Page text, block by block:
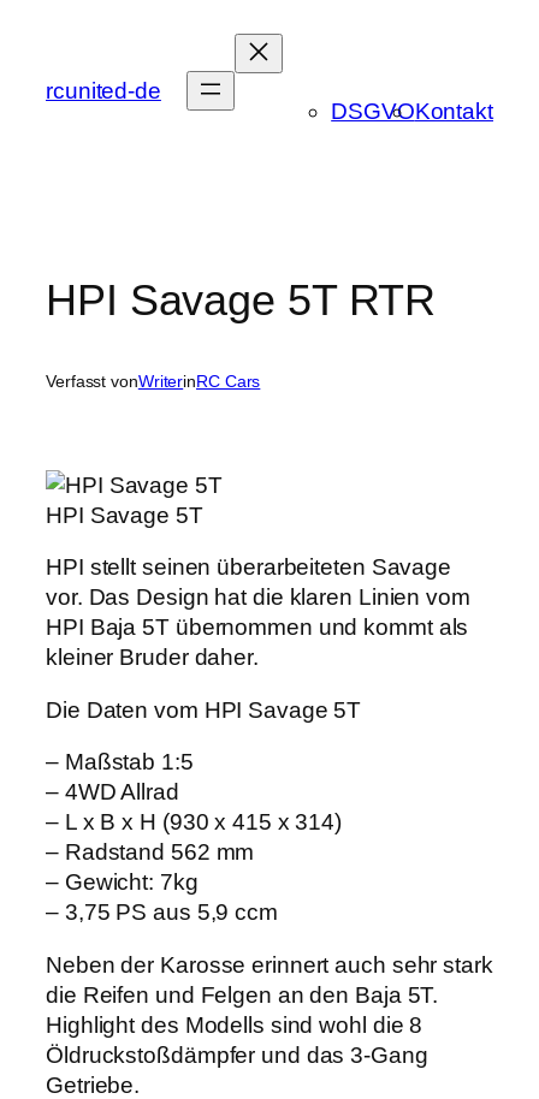
springen
rcunited-de
DSGVOKontakt
HPI Savage 5T RTR
Verfasst vonWriterinRC Cars
HPI Savage 5T
HPI stellt seinen überarbeiteten Savage
vor. Das Design hat die klaren Linien vom
HPI Baja 5T übernommen und kommt als
kleiner Bruder daher.
Die Daten vom HPI Savage 5T
– Maßstab 1:5
– 4WD Allrad
– L x B x H (930 x 415 x 314)
– Radstand 562 mm
– Gewicht: 7kg
– 3,75 PS aus 5,9 ccm
Neben der Karosse erinnert auch sehr stark
die Reifen und Felgen an den Baja 5T.
Highlight des Modells sind wohl die 8
Öldruckstoßdämpfer und das 3-Gang
Getriebe.